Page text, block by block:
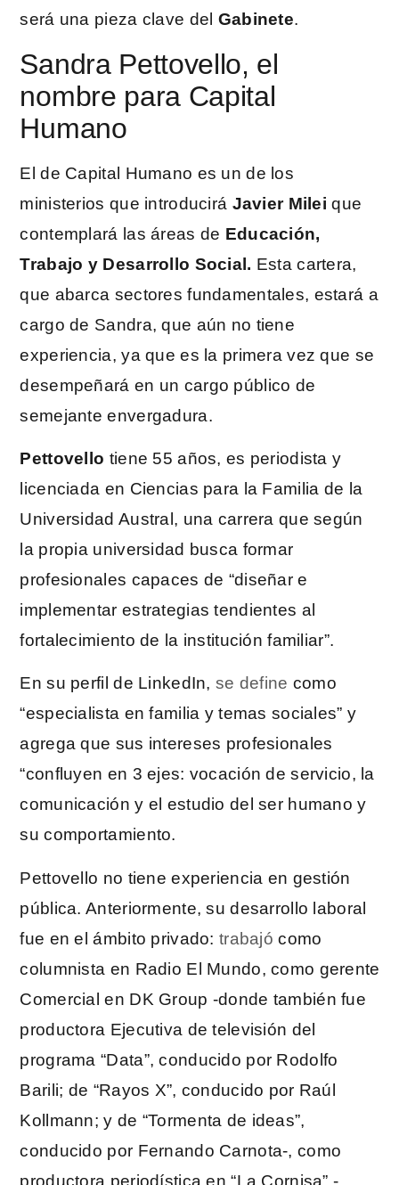
será una pieza clave del Gabinete.
Sandra Pettovello, el
nombre para Capital
Humano
El de Capital Humano es un de los
ministerios que introducirá Javier Mileique
contemplará las áreas de Educación,
Trabajo y Desarrollo Social. Esta cartera,
que abarca sectores fundamentales, estará a
cargo de Sandra, que aún no tiene
experiencia, ya que es la primera vez que se
desempeñará en un cargo público de
semejante envergadura.
Pettovello tiene 55 años, es periodista y
licenciada en Ciencias para la Familia de la
Universidad Austral, una carrera que según
la propia universidad busca formar
profesionales capaces de “diseñar e
implementar estrategias tendientes al
fortalecimiento de la institución familiar”.
En su perfil de LinkedIn, se define como
“especialista en familia y temas sociales” y
agrega que sus intereses profesionales
“confluyen en 3 ejes: vocación de servicio, la
comunicación y el estudio del ser humano y
su comportamiento.
Pettovello no tiene experiencia en gestión
pública. Anteriormente, su desarrollo laboral
fue en el ámbito privado: trabajó como
columnista en Radio El Mundo, como gerente
Comercial en DK Group -donde también fue
productora Ejecutiva de televisión del
programa “Data”, conducido por Rodolfo
Barili; de “Rayos X”, conducido por Raúl
Kollmann; y de “Tormenta de ideas”,
conducido por Fernando Carnota-, como
productora periodística en “La Cornisa” -